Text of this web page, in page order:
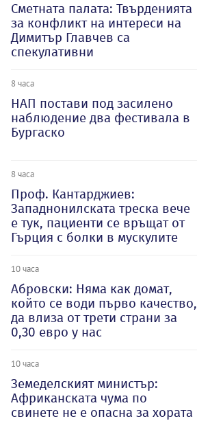
Сметната палата: Твърденията
за конфликт на интереси на
Димитър Главчев са
спекулативни
8 часа
НАП постави под засилено
наблюдение два фестивала в
Бургаско
8 часа
Проф. Кантарджиев:
Западнонилската треска вече
е тук, пациенти се връщат от
Гърция с болки в мускулите
10 часа
Абровски: Няма как домат,
който се води първо качество,
да влиза от трети страни за
0,30 евро у нас
10 часа
Земеделският министър:
Африканската чума по
свинете не е опасна за хората